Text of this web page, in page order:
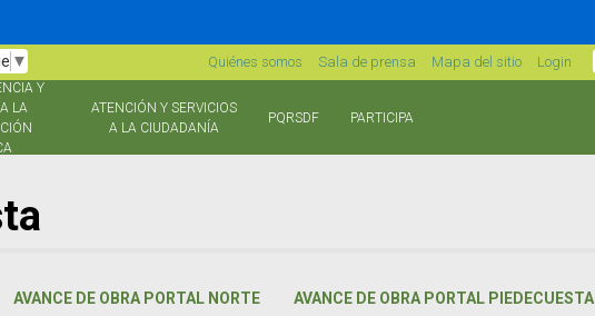
▼ Quiénes somos Sala de prensa Mapa del sitio Login
Y
LA
ATENCIÓN Y SERVICIOS
A LA CIUDADANÍA
PQRSDF PARTICIPA
AVANCE DE OBRA PORTAL NORTE AVANCE DE OBRA PORTAL PIEDECUESTA